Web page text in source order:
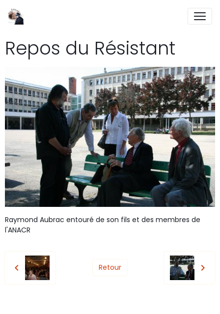
Repos du Résistant
Raymond Aubrac entouré de son fils et des membres de
l'ANACR
Retour